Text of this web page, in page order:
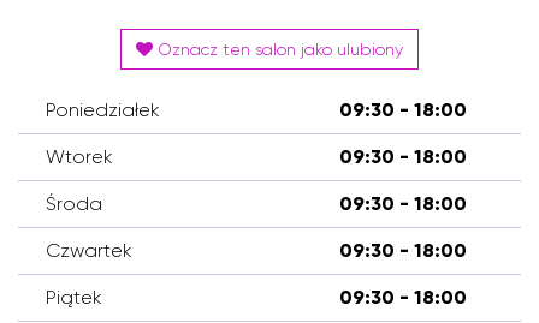
Oznacz ten salon jako ulubiony
Poniedziałek 09:30 - 18:00
Wtorek 09:30 - 18:00
Środa 09:30 - 18:00
Czwartek 09:30 - 18:00
Piątek 09:30 - 18:00